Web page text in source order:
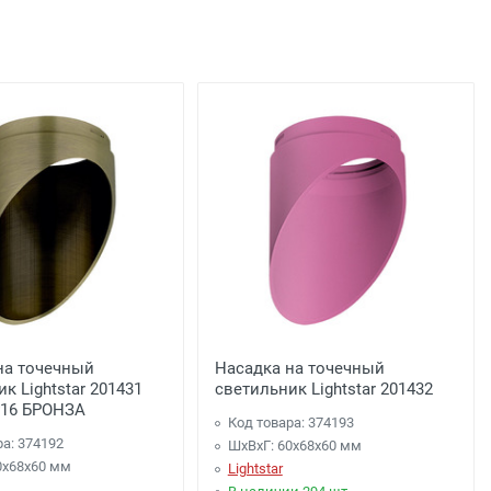
рублей), до подъезда;
точечный
Lightstar 201431
БРОНЗА
374192
мм
Насадка на точечный
светильник Lightstar 201432
Код товара: 374193
ШхВхГ: 60x68x60 мм
Lightstar